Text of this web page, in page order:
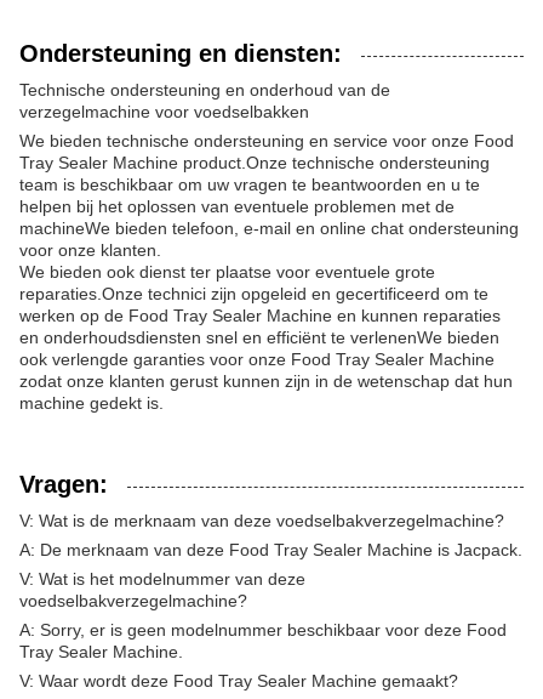
Ondersteuning en diensten:
Technische ondersteuning en onderhoud van de
verzegelmachine voor voedselbakken
We bieden technische ondersteuning en service voor onze Food
Tray Sealer Machine product.Onze technische ondersteuning
team is beschikbaar om uw vragen te beantwoorden en u te
helpen bij het oplossen van eventuele problemen met de
machineWe bieden telefoon, e-mail en online chat ondersteuning
voor onze klanten.
We bieden ook dienst ter plaatse voor eventuele grote
reparaties.Onze technici zijn opgeleid en gecertificeerd om te
werken op de Food Tray Sealer Machine en kunnen reparaties
en onderhoudsdiensten snel en efficiënt te verlenenWe bieden
ook verlengde garanties voor onze Food Tray Sealer Machine
zodat onze klanten gerust kunnen zijn in de wetenschap dat hun
machine gedekt is.
Vragen:
V: Wat is de merknaam van deze voedselbakverzegelmachine?
A: De merknaam van deze Food Tray Sealer Machine is Jacpack.
V: Wat is het modelnummer van deze
voedselbakverzegelmachine?
A: Sorry, er is geen modelnummer beschikbaar voor deze Food
Tray Sealer Machine.
V: Waar wordt deze Food Tray Sealer Machine gemaakt?